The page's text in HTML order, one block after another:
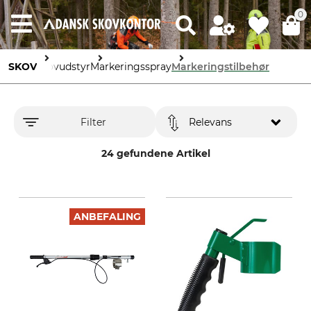
0
SKOV skovudstyrMarkeringssprayMarkeringstilbehør
Filter
24 gefundene Artikel
Relevans
ANBEFALING